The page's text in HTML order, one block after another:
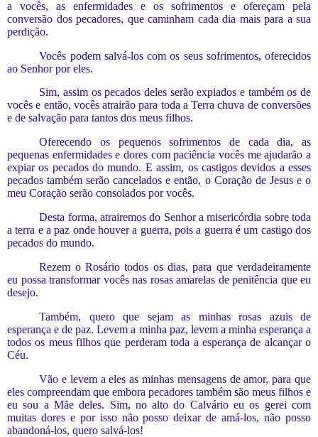
a vocês, as enfermidades e os sofrimentos e ofereçam pela
conversão dos pecadores, que caminham cada dia mais para a sua
perdição.
Vocês podem salvá-los com os seus sofrimentos, oferecidos
ao Senhor por eles.
Sim, assim os pecados deles serão expiados e também os de
vocês e então, vocês atrairão para toda a Terrachuva de conversões
e de salvação para tantos dos meus filhos.
Oferecendo os pequenossofrimentos de cada dia, as
pequenas enfermidades e dores com paciência vocês me ajudarão a
expiar os pecados do mundo. E assim, os castigosdevidos a esses
pecados também serão cancelados e então, o Coração de Jesus e o
meu Coração serão consolados por vocês.
Desta forma, atrairemosdo Senhora misericórdia sobre toda
a terra e a paz onde houver a guerra, pois a guerra é um castigo dos
pecados do mundo.
Rezem o Rosário todos os dias, para que verdadeiramente
eu possa transformar vocês nas rosas amarelas de penitência que eu
desejo.
Também, quero que sejam as minhas rosas azuis de
esperança e de paz. Levem a minha paz, levem a minha esperança a
todos os meusfilhos que perderam toda a esperança de alcançar o
Céu.
Vão e levem a eles as minhas mensagensde amor, para que
eles compreendam que embora pecadores também são meus filhos e
eu sou a Mãe deles. Sim, no alto do Calvário eu os gerei com
muitas dores e por isso não posso deixar de amá-los, não posso
abandoná-los, quero salvá-los!